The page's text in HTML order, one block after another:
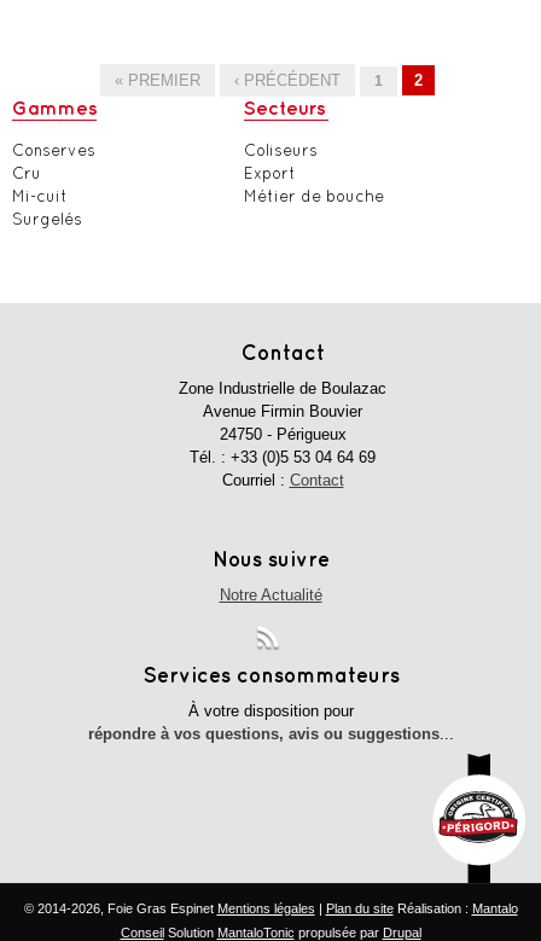
Pages
« PREMIER ‹ PRÉCÉDENT 1 2
Gammes
Conserves
Cru
Mi-cuit
Surgelés
Secteurs
Coliseurs
Export
Métier de bouche
Contact
Zone Industrielle de Boulazac
Avenue Firmin Bouvier
24750 - Périgueux
Tél. : +33 (0)5 53 04 64 69
Courriel : Contact
Nous suivre
Notre Actualité
Services consommateurs
À votre disposition pour
répondre à vos questions, avis ou suggestions...
© 2014-2026, Foie Gras Espinet Mentions légales | Plan du siteRéalisation : Mantalo
ConseilSolution MantaloTonic propulsée par Drupal